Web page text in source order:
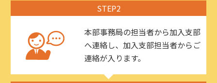
STEP2
本部事務局の担当者から加入支部
へ連絡し、加入支部担当者からご
連絡が入ります。